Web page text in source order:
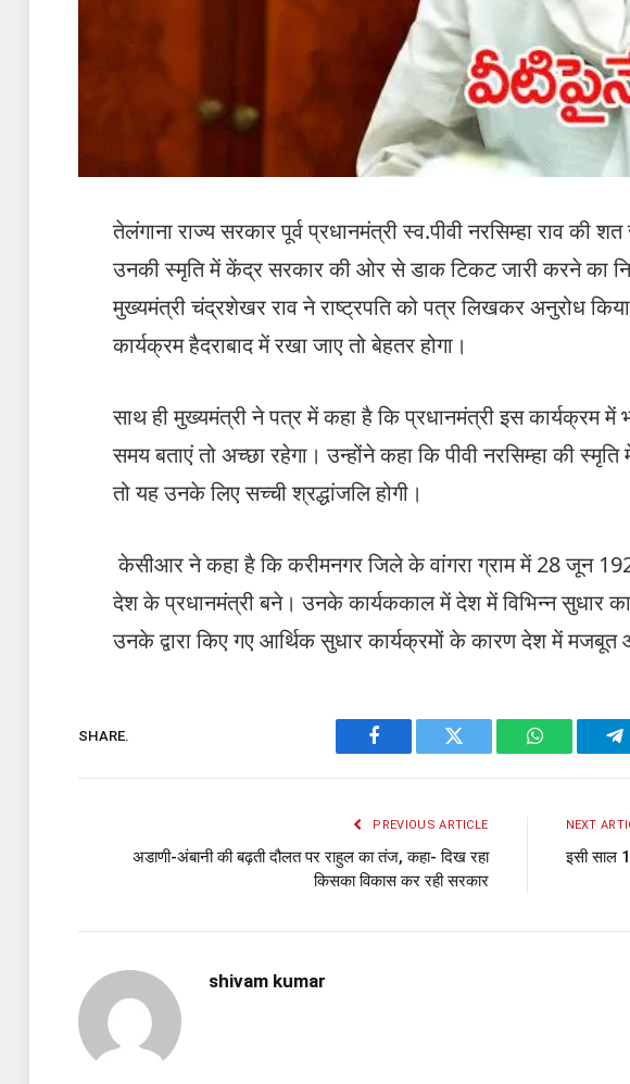
तेलंगाना राज्य सरकार पूर्व प्रधानमंत्री स्व.पीवी नरसिम्हा राव की
उनकी स्मृति में केंद्र सरकार की ओर से डाक टिकट जारी करने का
मुख्यमंत्री चंद्रशेखर राव ने राष्ट्रपति को पत्र लिखकर अनुरोध
कार्यक्रम हैदराबाद में रखा जाए तो बेहतर होगा।
साथ ही मुख्यमंत्री ने पत्र में कहा है कि प्रधानमंत्री इस कार्यक्रम
समय बताएं तो अच्छा रहेगा। उन्होंने कहा कि पीवी नरसिम्हा की
तो यह उनके लिए सच्ची श्रद्धांजलि होगी।
केसीआर ने कहा है कि करीमनगर जिले के वांगरा ग्राम में 28 जून
देश के प्रधानमंत्री बने। उनके कार्यककाल में देश में विभिन्न सुधार
उनके द्वारा किए गए आर्थिक सुधार कार्यक्रमों के कारण देश में मजबूत
SHARE.
Facebook Twitter WhatsApp
PREVIOUS ARTICLE
अडाणी-अंबानी की बढ़ती दौलत पर राहुल का तंज, कहा- दिख रहा
किसका विकास कर रही सरकार
NEXT
इसी साल
shivam kumar